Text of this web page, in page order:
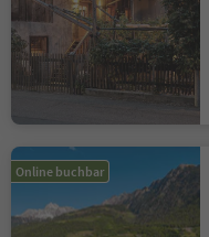
Online buchbar